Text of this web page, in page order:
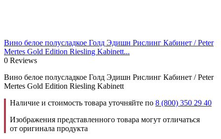
Вино белое полусладкое Голд Эдишн Рислинг Кабинет / Peter
Mertes Gold Edition Riesling Kabinett...
0 Reviews
Вино белое полусладкое Голд Эдишн Рислинг Кабинет / Peter
Mertes Gold Edition Riesling Kabinett
Наличие и стоимость товара уточняйте по 8 (800) 350 29 40
Изображения представленного товара могут отличаться
от оригинала продукта